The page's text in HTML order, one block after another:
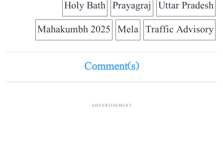
Uttar Pradesh
Prayagraj
Holy Bath
Traffic Advisory
Mela
Mahakumbh 2025
Comment(s)
ADVERTISEMENT